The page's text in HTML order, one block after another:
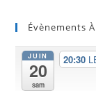
Évènements
JUIN
20
sam
20:30